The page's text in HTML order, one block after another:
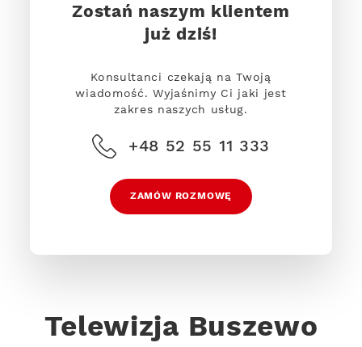
Zostań naszym klientem
już dziś!
Konsultanci czekają na Twoją
wiadomość. Wyjaśnimy Ci jaki jest
zakres naszych usług.
+48 52 55 11 333
ZAMÓW ROZMOWĘ
Telewizja Buszewo